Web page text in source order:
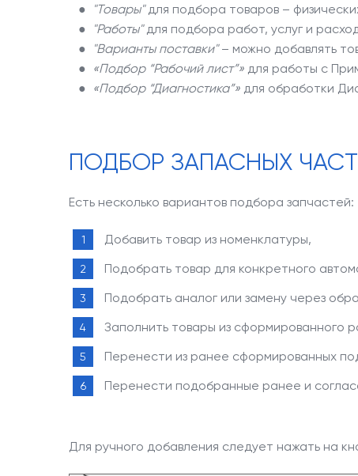
● "Товары"для подбора товаров –
●
"Работы"для подбора работ, услуг и
●
"Варианты поставки"– можно добавлять
● «Подбор “Рабочий лист”» для работы с
● «Подбор “Диагностика”» для обработки
ПОДБОР ЗАПАСНЫХ
Есть несколько вариантов подбора запчастей:
Добавить товар из номенклатуры,
Подобрать товар для конкретного
Подобрать аналог или замену через
Заполнить товары из сформированного
Перенести из ранее сформированных
Перенести подобранные ранее и
Для ручного добавления следует нажать на